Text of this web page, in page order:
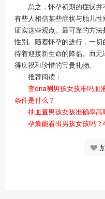
总之，怀孕初期的症状并
有些人相信某些症状与胎儿
证实这些观点。最可靠的方
性别。随着怀孕的进行，一
待着迎接新生命的降临。而
得庆祝和珍惜的宝贵礼物。
推荐阅读：
查dna测男孩女孩准吗血
条件是什么？
抽血查男孩女孩准确率高
孕囊能看出男孩女孩吗？